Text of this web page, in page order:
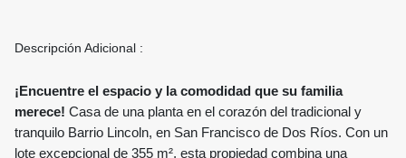
Descripción Adicional :
¡Encuentre el espacio y la comodidad que su familia
merece! Casa de una planta en el corazón del tradicional y
tranquilo Barrio Lincoln, en San Francisco de Dos Ríos. Con un
lote excepcional de 355 m², esta propiedad combina una